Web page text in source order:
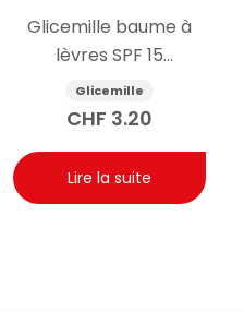
Glicemille baume à
lèvres SPF 15
nourrissant 5.5g
Glicemille
CHF 3.20
Lire la suite